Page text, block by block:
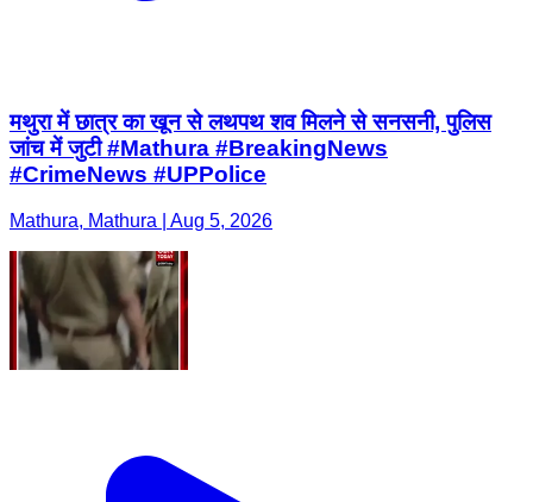
मथुरा में छात्र का खून से लथपथ शव मिलने से सनसनी, पुलिस
जांच में जुटी #Mathura #BreakingNews
#CrimeNews #UPPolice
Mathura, Mathura | Aug 5, 2026